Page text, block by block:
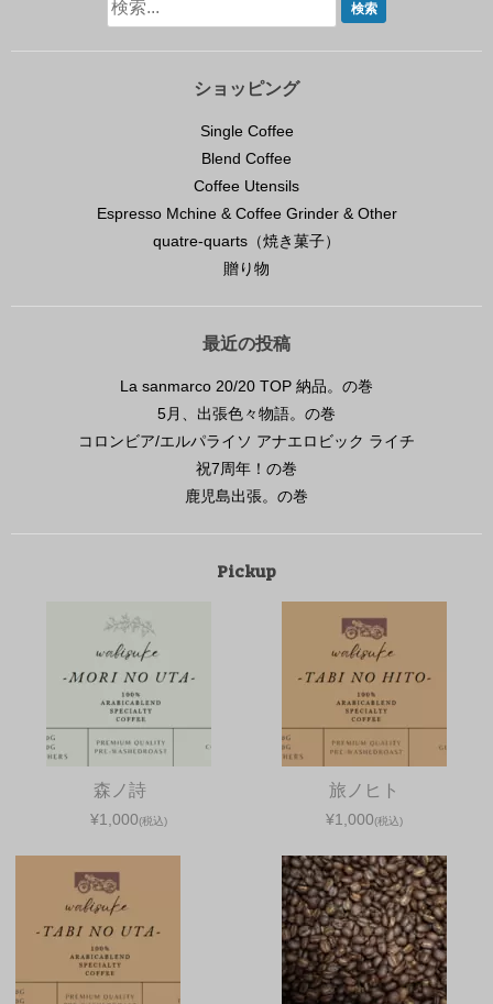
ショッピング
Single Coffee
Blend Coffee
Coffee Utensils
Espresso Mchine & Coffee Grinder & Other
quatre-quarts（焼き菓子）
贈り物
最近の投稿
La sanmarco 20/20 TOP 納品。の巻
5月、出張色々物語。の巻
コロンビア/エルパライソ アナエロビック ライチ
祝7周年！の巻
鹿児島出張。の巻
Pickup
森ノ詩
¥1,000(税込)
旅ノヒト
¥1,000(税込)